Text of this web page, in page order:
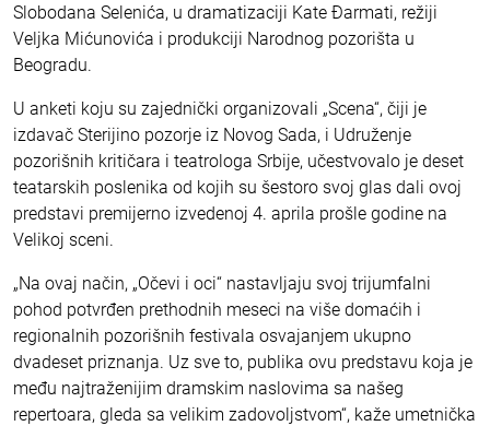
Slobodana Selenića, u dramatizaciji Kate Đarmati, režiji
Veljka Mićunovića i produkciji Narodnog pozorišta u
Beogradu.
U anketi koju su zajednički organizovali „Scena“, čiji je
izdavač Sterijino pozorje iz Novog Sada, i Udruženje
pozorišnih kritičara i teatrologa Srbije, učestvovalo je deset
teatarskih poslenika od kojih su šestoro svoj glas dali ovoj
predstavi premijerno izvedenoj 4. aprila prošle godine na
Velikoj sceni.
„Na ovaj način, „Očevi i oci“ nastavljaju svoj trijumfalni
pohod potvrđen prethodnih meseci na više domaćih i
regionalnih pozorišnih festivala osvajanjem ukupno
dvadeset priznanja. Uz sve to, publika ovu predstavu koja je
među najtraženijim dramskim naslovima sa našeg
repertoara, gleda sa velikim zadovoljstvom“, kaže umetnička